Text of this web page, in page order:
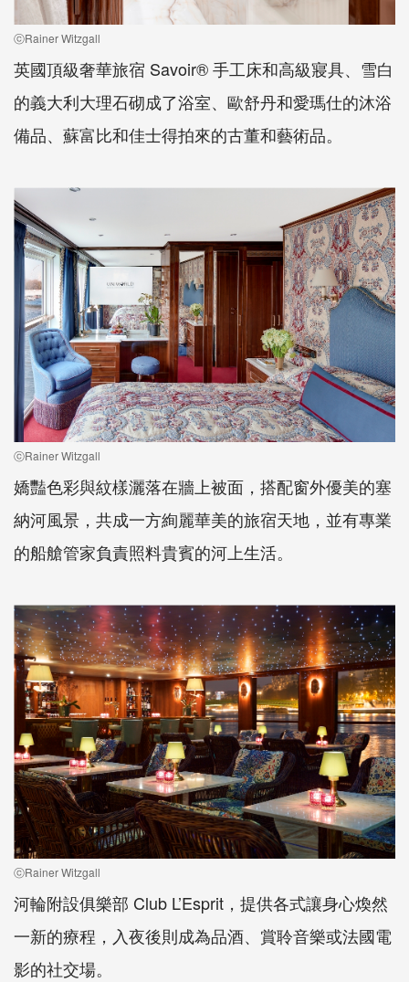
ⓒRainer Witzgall
英國頂級奢華旅宿 Savoir® 手工床和高級寢具、雪白
的義大利大理石砌成了浴室、歐舒丹和愛瑪仕的沐浴
備品、蘇富比和佳士得拍來的古董和藝術品。
ⓒRainer Witzgall
嬌豔色彩與紋樣灑落在牆上被面，搭配窗外優美的塞
納河風景，共成一方絢麗華美的旅宿天地，並有專業
的船艙管家負責照料貴賓的河上生活。
ⓒRainer Witzgall
河輪附設俱樂部 Club L’Esprit，提供各式讓身心煥然
一新的療程，入夜後則成為品酒、賞聆音樂或法國電
影的社交場。